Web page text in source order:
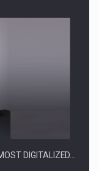
noilor
DIGITALIZED…